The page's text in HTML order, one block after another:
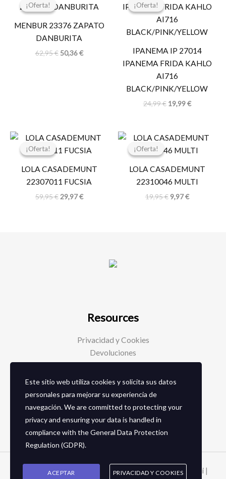
¡Oferta!
¡Oferta!
MENBUR 23376 ZAPATO
DANBURITA
62,95€
original
62,95 €.
50,36€
actual
50,36 €.
¡Oferta!
¡Oferta!
IPANEMA IP 27014
IPANEMA FRIDA KAHLO
AI716
BLACK/PINK/YELLOW
24,99€
original
era:
24,99 €.
19,99€
actual
19,99 €.
¡Oferta!
¡Oferta!
LOLA CASADEMUNT
22307011 FUCSIA
59,95€
El
original
59,95 €.
29,97€
El
actual
29,97 €.
¡Oferta!
¡Oferta!
LOLA CASADEMUNT
22310046 MULTI
19,95€
El
original
19,95 €.
9,97€
El
actual
9,97 €.
Resources
Privacidad y Cookies
Devoluciones
Social Media
Facebook
Instagram
Copyright © 2026 Zapaterias en granada - Calzados toñi |
Este sitio web utiliza cookies y solicita sus datos
personales para mejorar su experiencia de
navegación. We are committed to protecting your
privacy and ensuring your data is handled in
compliance with theGeneral Data Protection
Regulation (GDPR).
ACEPTAR PRIVACIDAD Y COOKIES